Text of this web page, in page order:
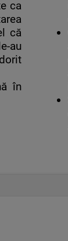
ca
că
au
în